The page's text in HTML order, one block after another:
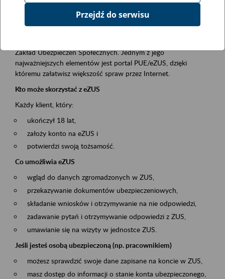
Event description
Platforma Usług Elektronicznych ZUS eZUS
Zakład Ubezpieczeń Społecznych. Jednym z jego
najważniejszych elementów jest portal PUE/eZUS, dzięki
któremu załatwisz większość spraw przez Internet.
Kto może skorzystać z eZUS
Każdy klient, który:
ukończył 18 lat,
założy konto na eZUS i
potwierdzi swoją tożsamość.
Co umożliwia eZUS
wgląd do danych zgromadzonych w ZUS,
przekazywanie dokumentów ubezpieczeniowych,
składanie wniosków i otrzymywanie na nie odpowiedzi,
zadawanie pytań i otrzymywanie odpowiedzi z ZUS,
umawianie się na wizyty w jednostce ZUS.
Jeśli jesteś osobą ubezpieczoną (np. pracownikiem)
możesz sprawdzić swoje dane zapisane na koncie w ZUS,
masz dostęp do informacji o stanie konta ubezpieczonego,
Przejdź do serwisu